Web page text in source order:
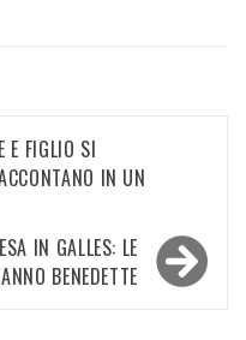
E FIGLIO SI
IN UN
IN GALLES: LE
BENEDETTE